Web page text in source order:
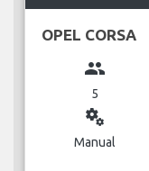
OPEL CORSA
group
5
miscellaneous_services
Manual